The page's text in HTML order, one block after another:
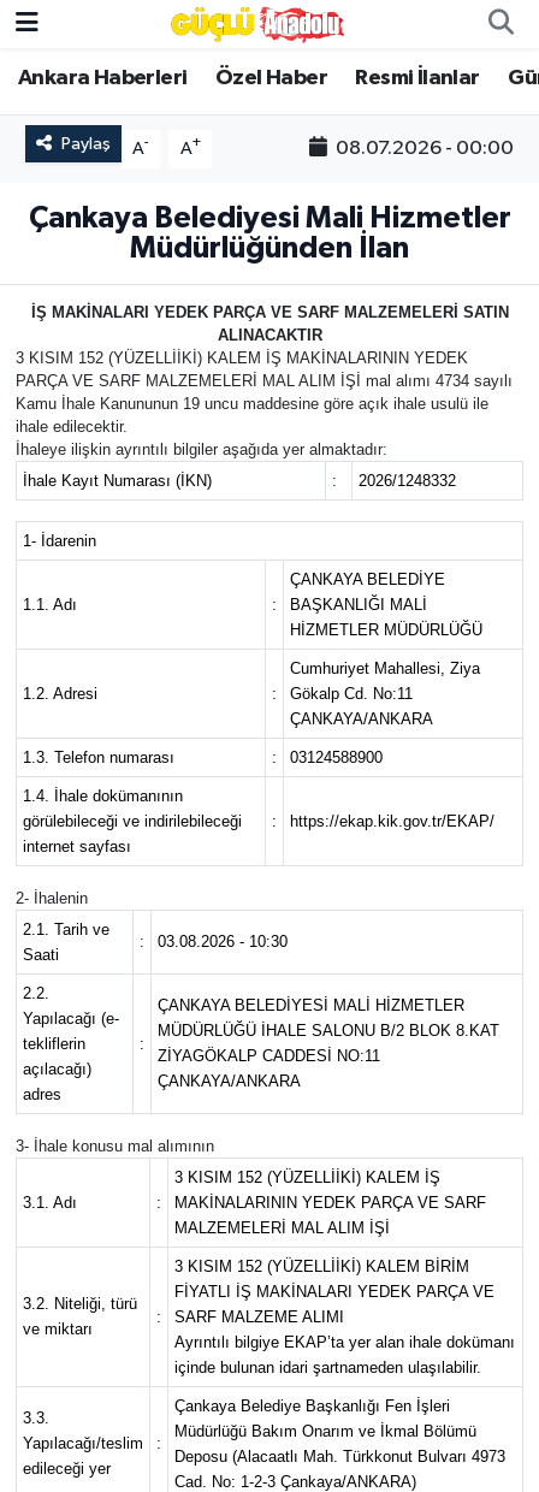
Ankara Haberleri Özel Haber Resmi İlanlar
Paylaş A- A+ 08.07.2026 - 00:00
Çankaya Belediyesi Mali Hizmetler
Müdürlüğünden İlan
İŞ MAKİNALARI YEDEK PARÇA VE SARF MALZEMELERİ SATIN
ALINACAKTIR
3 KISIM 152 (YÜZELLİİKİ) KALEM İŞ MAKİNALARININ YEDEK
PARÇA VE SARF MALZEMELERİ MAL ALIM İŞİ mal alımı 4734 sayılı
Kamu İhale Kanununun 19 uncu maddesine göre açık ihale usulü ile
ihale edilecektir.
İhaleye ilişkin ayrıntılı bilgiler aşağıda yer almaktadır:
İhale Kayıt Numarası (İKN)
: 2026/1248332
1- İdarenin
1.1. Adı :
ÇANKAYA BELEDİYE
BAŞKANLIĞI MALİ
HİZMETLER MÜDÜRLÜĞÜ
1.2. Adresi :
Cumhuriyet Mahallesi, Ziya
Gökalp Cd. No:11
ÇANKAYA/ANKARA
1.3. Telefon numarası : 03124588900
1.4. İhale dokümanının
görülebileceği ve indirilebileceği
internet sayfası
: https://ekap.kik.gov.tr/EKAP/
2- İhalenin
2.1. Tarih ve
Saati
: 03.08.2026 - 10:30
2.2.
Yapılacağı (e-
tekliflerin
açılacağı)
adres
:
ÇANKAYA BELEDİYESİ MALİ HİZMETLER
MÜDÜRLÜĞÜ İHALE SALONU B/2 BLOK 8.KAT
ZİYAGÖKALP CADDESİ NO:11
ÇANKAYA/ANKARA
3- İhale konusu mal alımının
3.1. Adı :
3 KISIM 152 (YÜZELLİİKİ) KALEM İŞ
MAKİNALARININ YEDEK PARÇA VE SARF
MALZEMELERİ MAL ALIM İŞİ
3.2. Niteliği, türü
ve miktarı
:
3 KISIM 152 (YÜZELLİİKİ) KALEM BİRİM
FİYATLI İŞ MAKİNALARI YEDEK PARÇA VE
SARF MALZEME ALIMI
Ayrıntılı bilgiye EKAP’ta yer alan ihale dokümanı
içinde bulunan idari şartnameden ulaşılabilir.
3.3.
Yapılacağı/teslim
edileceği yer
:
Çankaya Belediye Başkanlığı Fen İşleri
Müdürlüğü Bakım Onarım ve İkmal Bölümü
Deposu (Alacaatlı Mah. Türkkonut Bulvarı 4973
Cad. No: 1-2-3 Çankaya/ANKARA)
Özel Haber
Ankara Haberleri
Resmi İlanlar
Asayiş
Dünya
Magazin
Çocuk
Eğitim
Hava Durumu
Kadın
Kim kimdir?
Kültür Sanat
Sağlık
Teknoloji
Yaşam-Çevre